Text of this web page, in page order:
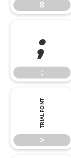
8
;
;
>
>